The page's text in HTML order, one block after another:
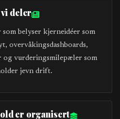
vi deler
belyser kjerneidéer som
overvåkingsdashboards,
og vurderingsmilepæler som
jevn drift.
er organisert